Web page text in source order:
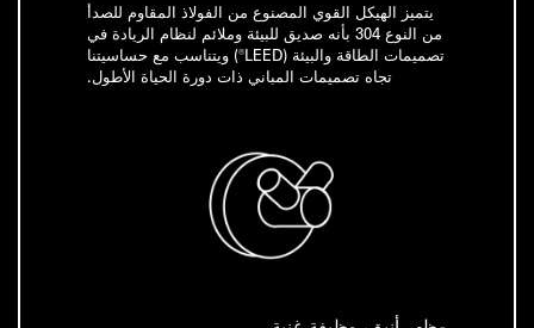
يتميز الهيكل القوي المصنوع من الفولاذ المقاوم للصدأ
من النوع 304 بأنه صديق للبيئة وملائم لنظام الريادة في
تصميمات الطاقة والبيئة (LEED®) ويتناسب مع حساسيتنا
تجاه تصميمات المباني ذات دورة الحياة الأطول.